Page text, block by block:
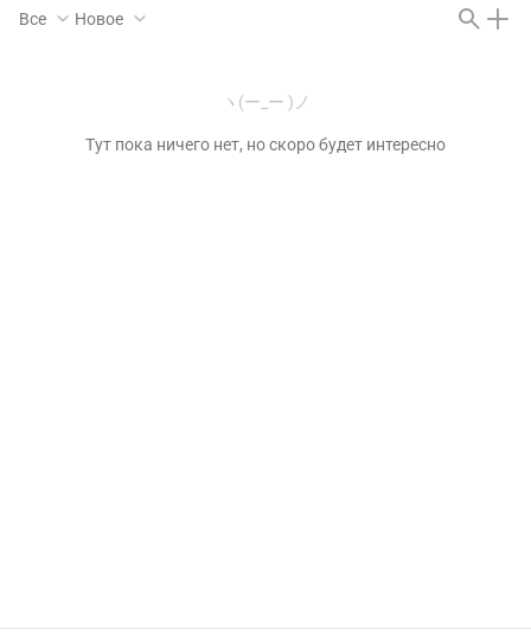
Все Новое
ヽ(ー_ー )ノ
Тут пока ничего нет, но скоро будет интересно